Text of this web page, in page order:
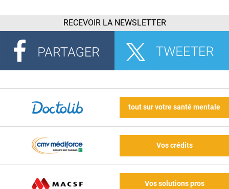
RECEVOIR LA NEWSLETTER
tout sur votre santé mentale
Vos crédits
Vos solutions pros